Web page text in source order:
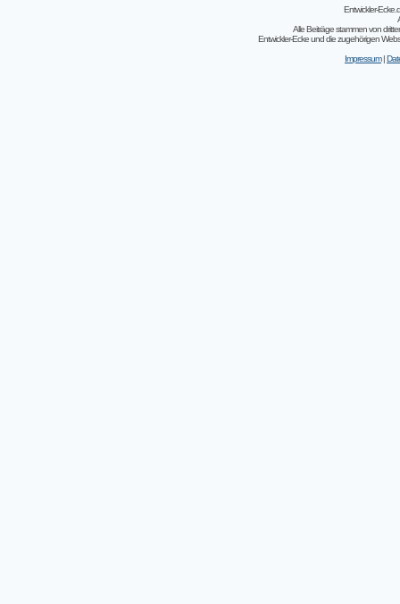
Entwickler-
Alle Beiträge stammen von
Entwickler-Ecke und die zugehörigen
Impressum|